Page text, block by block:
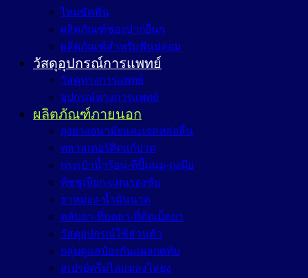
ไหมขัดฟัน
ผลิตภัณฑ์ช่องปากอื่นๆ
ผลิตภัณฑ์สำหรับฟันปลอม
วัสดุอุปกรณ์การแพทย์
วัสดุทางการแพทย์
อุปกรณ์ทางการแพทย์
ผลิตภัณฑ์ภายนอก
ถุงยางอนามัยและเจลหล่อลื่น
พลาสเตอร์ติดแก้ปวด
กระเป๋าน้ำร้อน-ที่ปั๊มนม-ถุงมือ
ทิชชูเปียก-แผ่นรองซับ
ยาหม่อง-น้ำมันนวด
ตลับยา-ที่บดยา-ที่ตัดเม็ดยา
วัสดุอุปกรณ์ใช้ส่วนตัว
กลุ่มดูแลป้องกันแผลกดทับ
สเปรย์ครีมไล่แมลงไล่ยุง